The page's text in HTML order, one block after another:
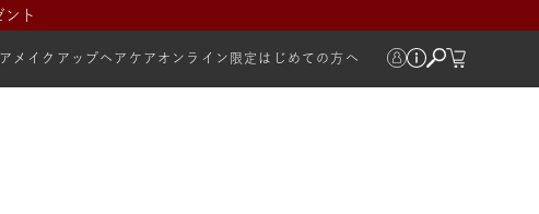
ント
メイクアップヘアケア オンライン限定 はじめての方へ